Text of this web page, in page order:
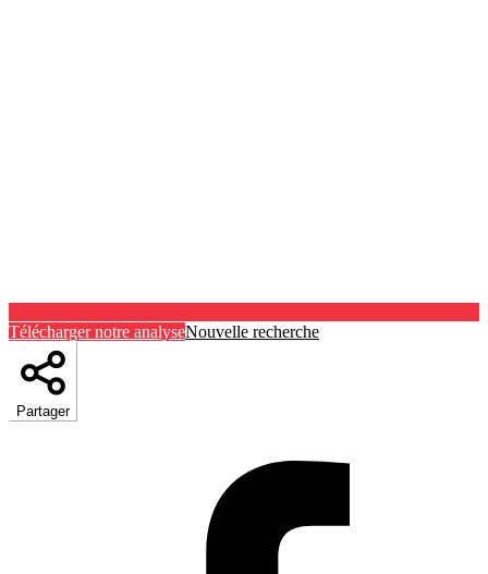
Télécharger notre analyseNouvelle recherche
Partager